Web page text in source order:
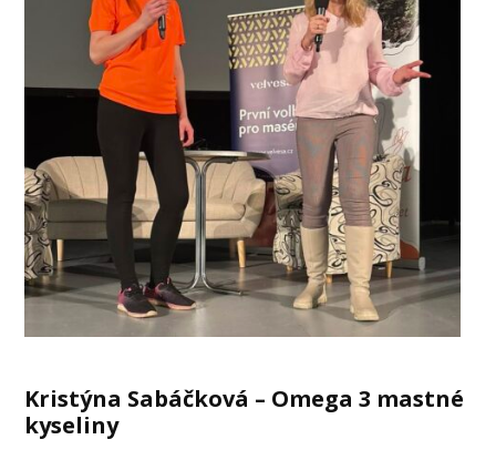
Kristýna Sabáčková – Omega 3 mastné
kyseliny